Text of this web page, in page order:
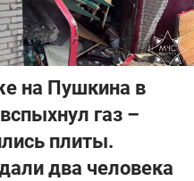
на Пушкина в
газ –
плиты.
два человека